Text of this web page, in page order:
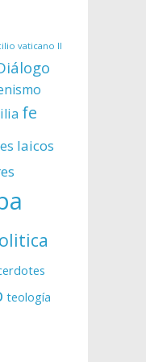
vaticano II
fe
laicos
teología